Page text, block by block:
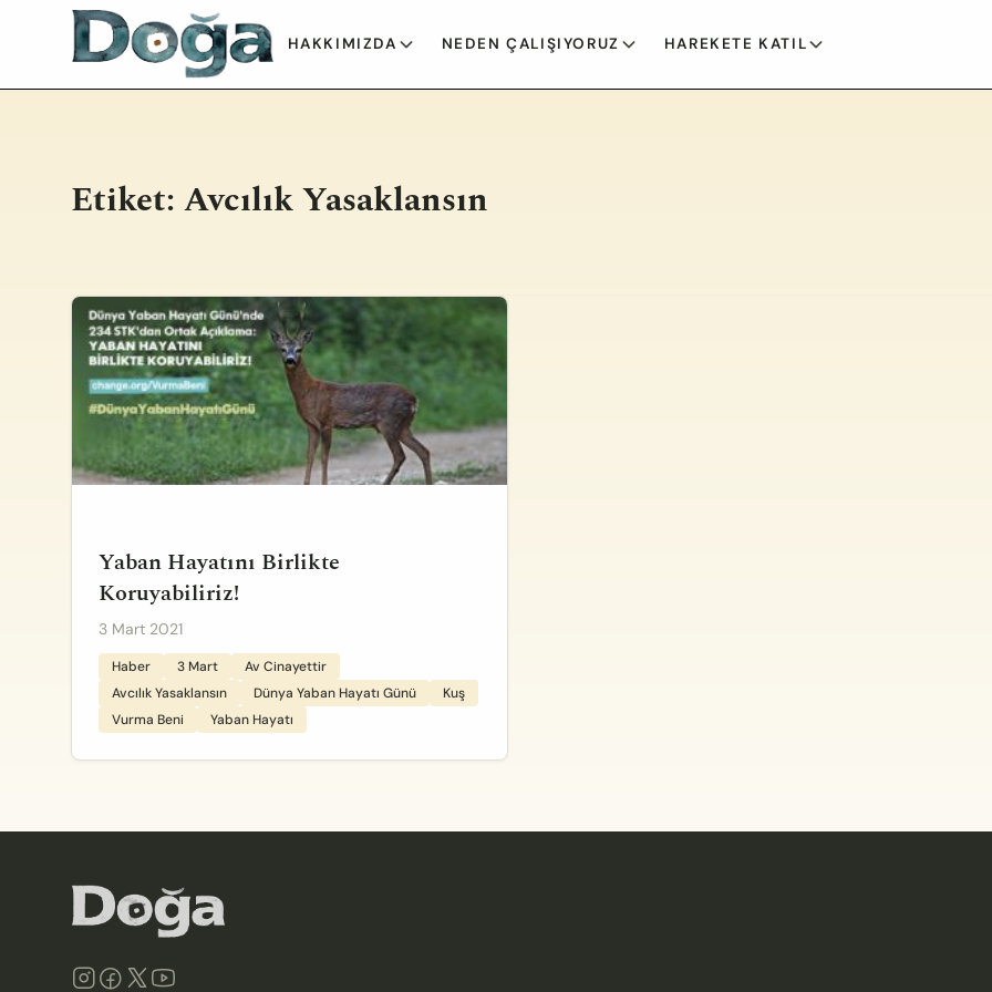
İçeriğe geç
HAKKIMIZDA NEDEN ÇALIŞIYORUZ HAREKETE KATIL
Etiket:Avcılık Yasaklansın
Yaban Hayatını Birlikte
Koruyabiliriz!
3 Mart 2021
Haber 3 Mart
Av Cinayettir
Avcılık Yasaklansın
Dünya Yaban Hayatı Günü
Kuş
Vurma Beni
Yaban Hayatı